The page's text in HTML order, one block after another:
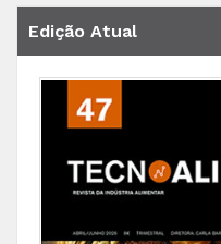
Edição Atual